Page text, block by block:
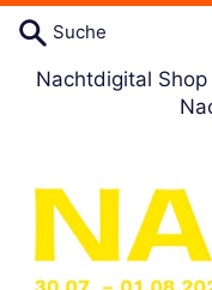
Direkt
zum
Artikel
Suche
Nachtdigital